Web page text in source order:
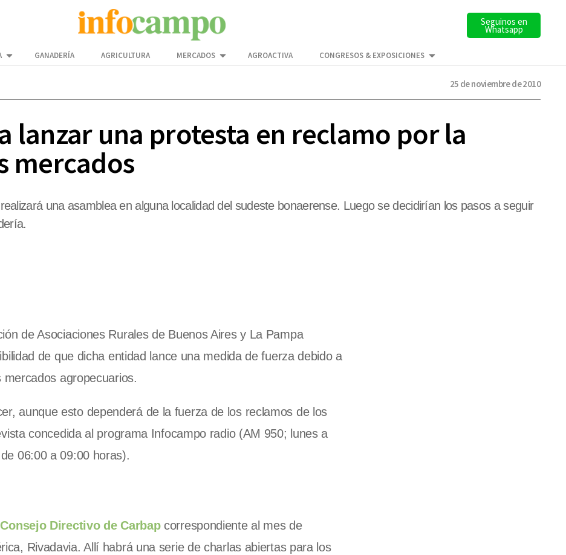
Seguinos en
Whatsapp
GANADERÍA AGRICULTURA MERCADOS AGROACTIVA CONGRESOS & EXPOSICIONES
25 de noviembre de 2010
lanzar una protesta en reclamo por la
mercados
una asamblea en alguna localidad del sudeste bonaerense. Luego se decidirían los pasos a seguir
de Asociaciones Rurales de Buenos Aires y La Pampa
de que dicha entidad lance una medida de fuerza debido a
mercados agropecuarios.
aunque esto dependerá de la fuerza de los reclamos de los
concedida al programa Infocampo radio (AM 950; lunes a
06:00 a 09:00 horas).
Directivo de Carbap correspondiente al mes de
Rivadavia. Allí habrá una serie de charlas abiertas para los